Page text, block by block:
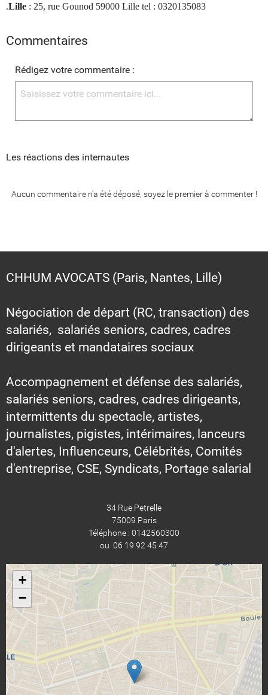
.Lille : 25, rue Gounod 59000 Lille tel : 0320135083
Commentaires
Rédigez votre commentaire :
Les réactions des internautes
Aucun commentaire n'a été déposé, soyez le premier à commenter !
CHHUM AVOCATS (Paris, Nantes, Lille)
Négociation de départ (RC, transaction) des
salariés, salariés seniors, cadres, cadres
dirigeants et mandataires sociaux
Accompagnement et défense des salariés,
salariés seniors, cadres, cadres dirigeants,
intermittents du spectacle, artistes,
journalistes, pigistes, intérimaires, lanceurs
d'alertes, Influenceurs, Célébrités, Comités
d'entreprise, CSE, Syndicats, Portage salarial
34 Rue Petrelle
75009 Paris
Téléphone : 0142560300
ou 06 19 92 45 47
+
−